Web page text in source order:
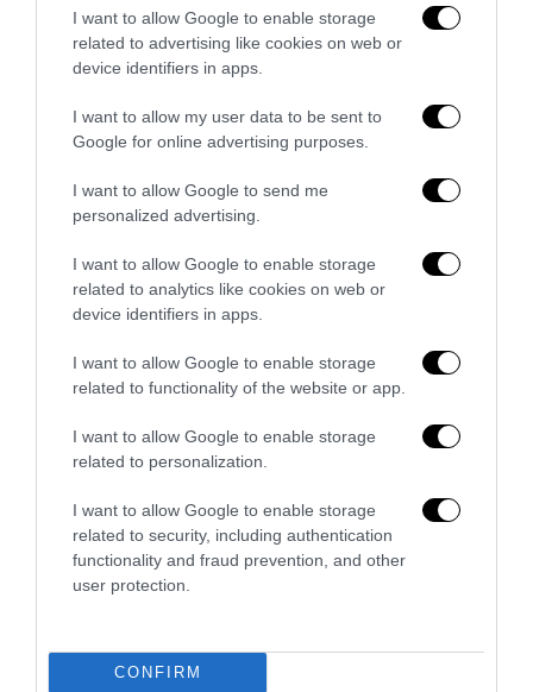
I want to allow Google to enable storage
related to advertising like cookies on web or
device identifiers in apps.
I want to allow my user data to be sent to
Google for online advertising purposes.
I want to allow Google to send me
personalized advertising.
I want to allow Google to enable storage
related to analytics like cookies on web or
device identifiers in apps.
I want to allow Google to enable storage
related to functionality of the website or app.
I want to allow Google to enable storage
related to personalization.
I want to allow Google to enable storage
related to security, including authentication
functionality and fraud prevention, and other
user protection.
CONFIRM
L’epopea criminale dei gemelli Kray
Spin Time, l’antifascismo commensale della Roma
«open to the future»
7 Agosto 2026